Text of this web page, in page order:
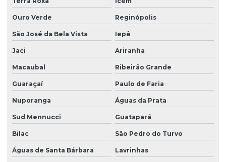
Ouro Verde Reginópolis
São José da Bela Vista Iepê
Jaci Ariranha
Macaubal Ribeirão Grande
Guaraçaí Paulo de Faria
Nuporanga Águas da Prata
Sud Mennucci Guatapará
Bilac São Pedro do Turvo
Águas de Santa Bárbara Lavrinhas